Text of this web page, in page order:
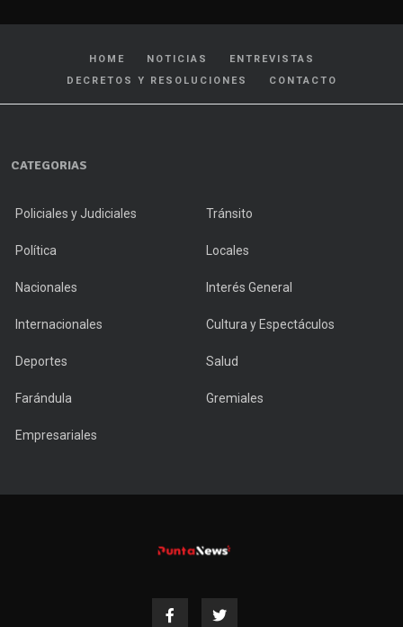
HOME NOTICIAS
ENTREVISTAS
DECRETOS Y RESOLUCIONES
CONTACTO
CATEGORIAS
Policiales y Judiciales Tránsito
Política Locales
Nacionales Interés General
Internacionales Cultura y Espectáculos
Deportes Salud
Farándula Gremiales
Empresariales